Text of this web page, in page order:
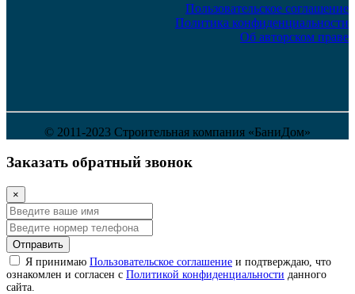
Пользовательское соглашение
Политика конфиденциальности
Об авторском праве
© 2011-2023 Строительная компания «БаниДом»
Заказать обратный звонок
×
Отправить
Я принимаю Пользовательское соглашение и подтверждаю, что
ознакомлен и согласен с Политикой конфиденциальности данного
сайта.